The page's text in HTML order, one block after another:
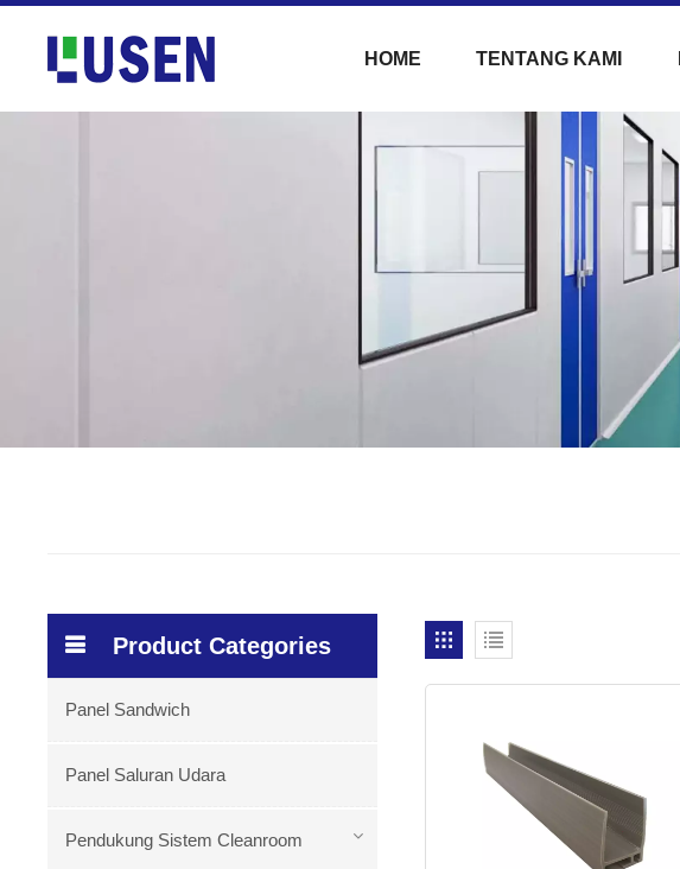
HOME TENTANG KAMI
Product Categories
Panel Sandwich
Panel Saluran Udara
Pendukung Sistem Cleanroom